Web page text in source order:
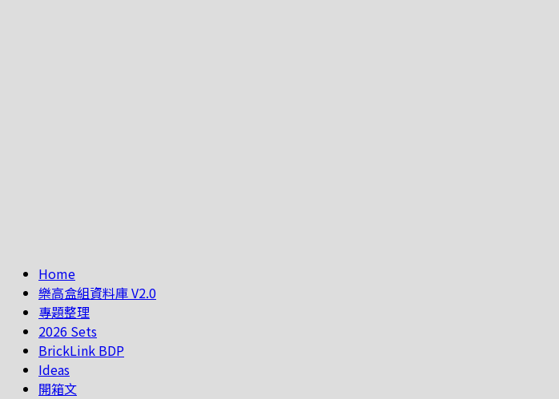
Home
樂高盒組資料庫 V2.0
專題整理
2026 Sets
BrickLink BDP
Ideas
開箱文